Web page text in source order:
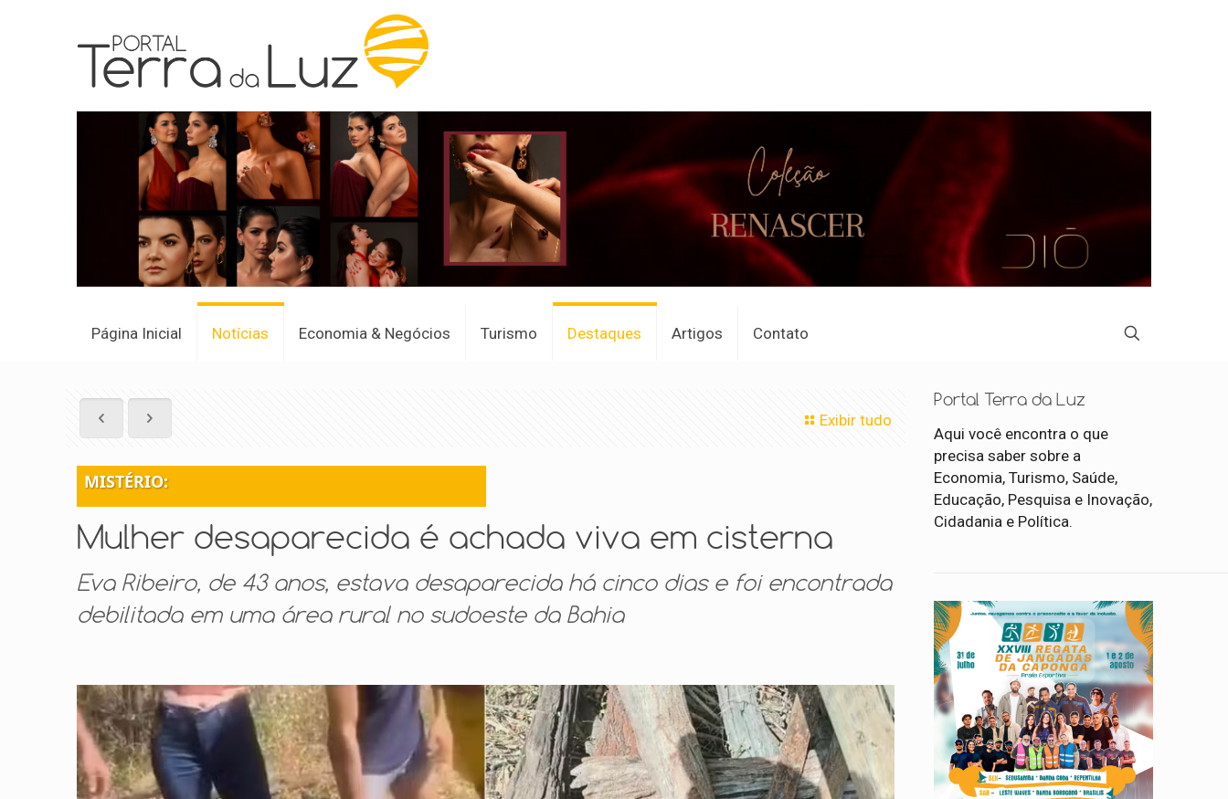
Página Inicial Notícias Economia & Negócios Turismo Destaques Artigos Contato
Exibir tudo
MISTÉRIO:
Mulher desaparecida é achada viva em cisterna
Eva Ribeiro, de 43 anos, estava desaparecida há cinco dias e foi encontrada
debilitada em uma área rural no sudoeste da Bahia
Portal Terra da Luz
Aqui você encontra o que
precisa saber sobre a
Economia, Turismo, Saúde,
Educação, Pesquisa e Inovação,
Cidadania e Política.